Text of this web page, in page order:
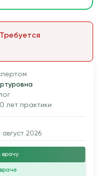
лет практики
2026
врачу